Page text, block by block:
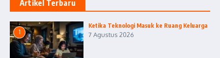
Artikel Terbaru
1
Ketika Teknologi Masuk ke Ruang Keluarga
7 Agustus 2026